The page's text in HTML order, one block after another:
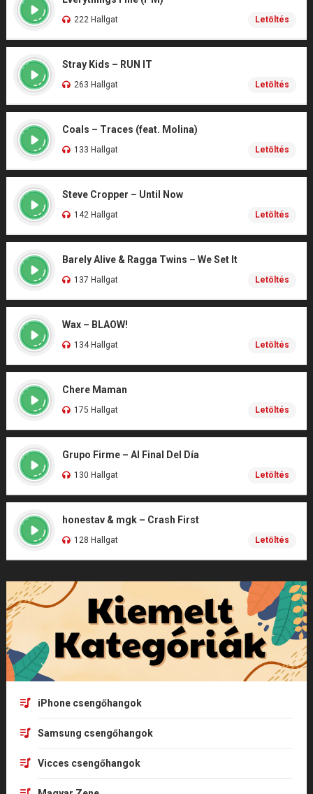
222 Hallgat Letöltés
Stray Kids – RUN IT
263 Hallgat Letöltés
Coals – Traces (feat. Molina)
133 Hallgat Letöltés
Steve Cropper – Until Now
142 Hallgat Letöltés
Barely Alive & Ragga Twins – We Set It
137 Hallgat Letöltés
Wax – BLAOW!
134 Hallgat Letöltés
Chere Maman
175 Hallgat Letöltés
Grupo Firme – Al Final Del Día
130 Hallgat Letöltés
honestav & mgk – Crash First
128 Hallgat Letöltés
iPhone csengőhangok
Samsung csengőhangok
Vicces csengőhangok